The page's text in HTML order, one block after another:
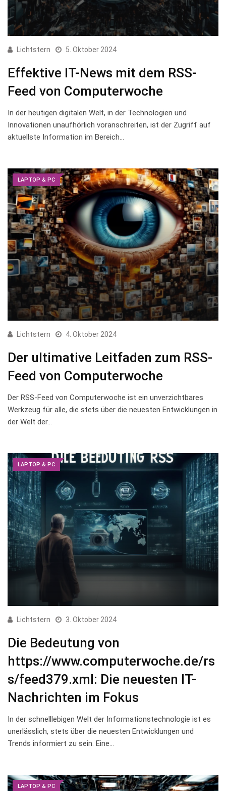
Lichtstern 5. Oktober 2024
Effektive IT-News mit dem RSS-
Feed von Computerwoche
In der‍ heutigen digitalen Welt, in der Technologien und
Innovationen unaufhörlich​ voranschreiten, ist der ⁤Zugriff auf
aktuellste Information im Bereich…
LAPTOP & PC
Lichtstern 4. Oktober 2024
Der ultimative Leitfaden zum RSS-
Feed von Computerwoche
Der RSS-Feed von Computerwoche ist‌ ein ⁤unverzichtbares
Werkzeug für alle, die stets über⁤ die neuesten Entwicklungen in
der Welt der‌…
LAPTOP & PC
Lichtstern 3. Oktober 2024
Die Bedeutung von
https://www.computerwoche.de/rs
s/feed379.xml: Die neuesten IT-
Nachrichten im Fokus
In der⁢ schnelllebigen Welt der Informationstechnologie ist es
unerlässlich, stets über die neuesten Entwicklungen ⁤und
Trends​ informiert zu sein. ⁣Eine…
LAPTOP & PC